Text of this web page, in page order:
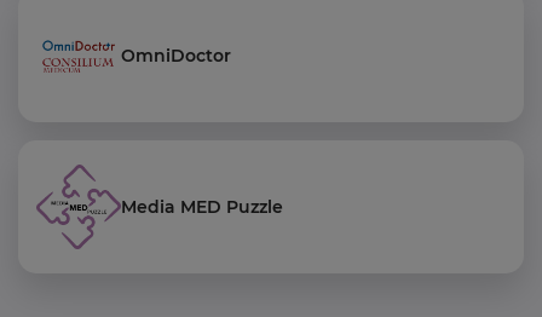
OmniDoctor
Media MED Puzzle